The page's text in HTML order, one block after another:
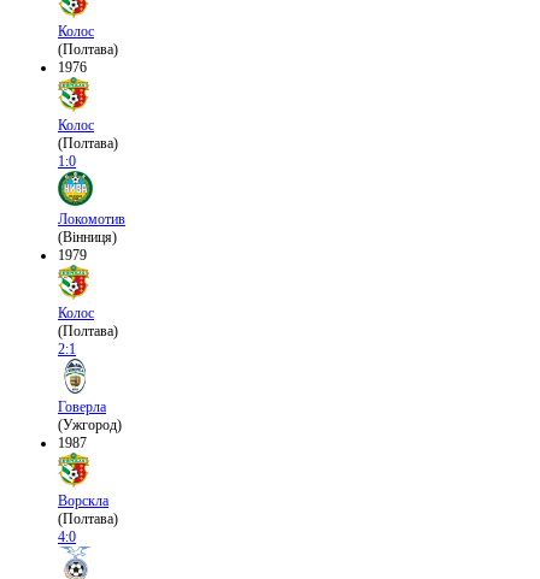
Колос
(Полтава)
1976
Колос
(Полтава)
1:0
Локомотив
(Вінниця)
1979
Колос
(Полтава)
2:1
Говерла
(Ужгород)
1987
Ворскла
(Полтава)
4:0